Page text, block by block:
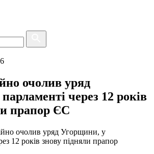
очолив уряд
через 12 років
прапор ЄС